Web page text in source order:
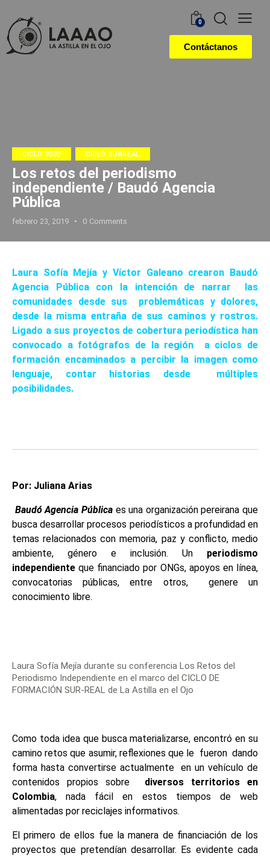
0
Contáctanos
CICLO 2020 CICLO SURREAL
Los retos del periodismo
independiente / Baudó Agencia
Pública
febrero 23, 2019 0 Comments
Laura Sofía Mejía y Víctor Galeano crearon Baudó
Agencia Pública con la intención de narrar las
comunidades desde sus problemáticas y dolores,
desde la misma entraña de sus caminos y rostros.
Ligado a sus proyectos de cobertura periodística han
convocado a fotógrafos de la región a ciclos de
formación encaminados a percibir la imagen como
lenguaje, contar historias desde múltiples
posibilidades.
Por: Juliana Arias
Baudó Agencia Públicaes una organización pereirana que
busca desarrollar procesos periodísticos a profundidad en
temas relacionados con memoria, paz y conflicto, medio
ambiente, género e inclusión. Un periodismo
independiente que financiado por ONGs, apoyos en línea,
convocatorias públicas, entre otros, genere un
conocimiento libre.
Laura Sofía Mejía durante su conferencia Los Retos del
Periodismo Independiente en el marco del CICLO DE
FORMACIÓN SUR-REAL de La Astilla en el Ojo
Como toda idea que busca materializarse, encontró en su
camino retos que asumir, reflexiones que le fueron dando
forma hasta convertirse actualmente en un vehículo de
contenidos propios sobre diversos territorios en
Colombia, nada fácil en estos tiempos de web
alimentadas por reciclajes informativos.
El primero de ellos fue la manera de financiación de los
proyectos que pretendían desarrollar. Es evidente cada